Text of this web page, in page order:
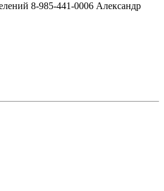
8-985-441-0006 Александр